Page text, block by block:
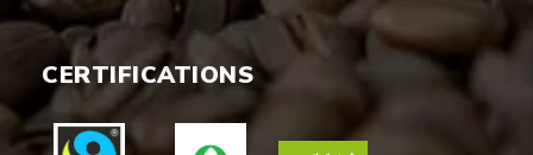
CERTIFICATIONS